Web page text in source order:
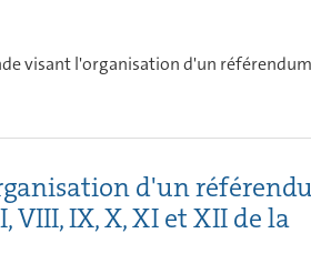
visant l'organisation d'un
d'un
VIII, IX, X, XI et XII de la